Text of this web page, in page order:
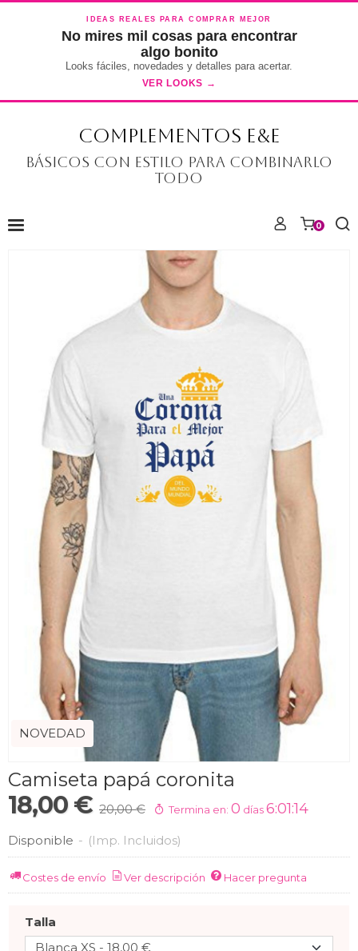
IDEAS REALES PARA COMPRAR MEJOR
No mires mil cosas para encontrar
algo bonito
Looks fáciles, novedades y detalles para acertar.
VER LOOKS →
COMPLEMENTOS E&E
Básicos con estilo para combinarlo
todo
0
NOVEDAD
Camiseta papá coronita
18,00 € 20,00 € Termina en: 0 días6:01:13
Disponible - (Imp. Incluidos)
Costes de envío Ver descripción Hacer pregunta
Talla